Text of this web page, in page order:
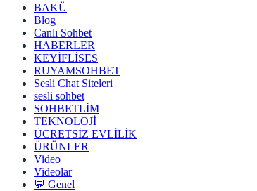
BAKÜ
Blog
Canlı Sohbet
HABERLER
KEYİFLİSES
RUYAMSOHBET
Sesli Chat Siteleri
sesli sohbet
SOHBETLİM
TEKNOLOJİ
ÜCRETSİZ EVLİLİK
ÜRÜNLER
Video
Videolar
💬 Genel